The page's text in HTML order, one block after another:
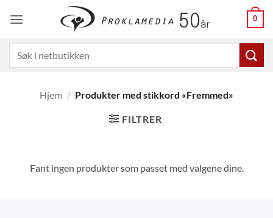
0
etter:
Hjem / Produkter med stikkord «Fremmed»
FILTRER
Fant ingen produkter som passet med valgene dine.